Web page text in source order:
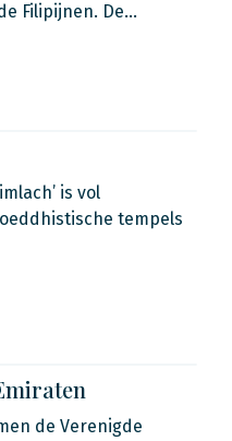
Filipijnen. De…
is vol
tempels
de Verenigde